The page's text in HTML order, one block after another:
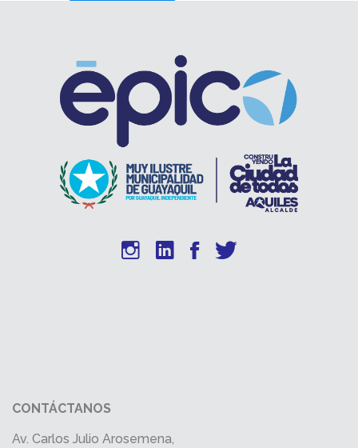
CONTÁCTANOS
Av. Carlos Julio Arosemena,